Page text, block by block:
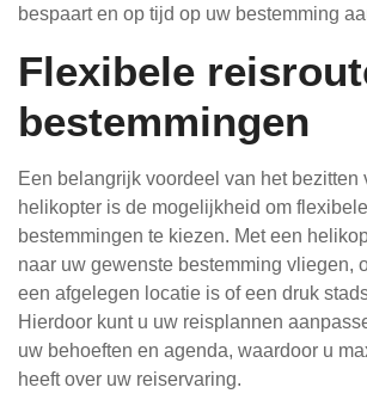
bespaart en op tijd op uw bestemming
Flexibele
bestemmingen
Een belangrijk voordeel van het bezitten
helikopter is de mogelijkheid om
bestemmingen te kiezen. Met een
naar uw gewenste bestemming vliegen,
een afgelegen locatie is of een druk
Hierdoor kunt u uw reisplannen
uw behoeften en agenda, waardoor u
heeft over uw reiservaring.